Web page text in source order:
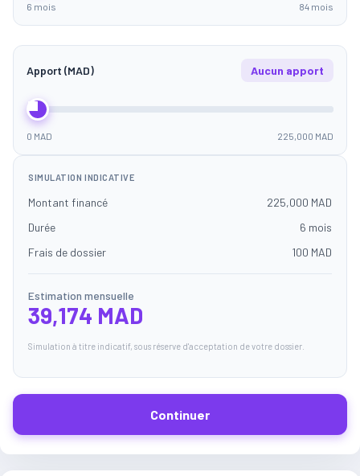
6 mois 84 mois
Apport (MAD) Aucun apport
0 MAD 225,000 MAD
SIMULATION INDICATIVE
Montant financé
225,000 MAD
Durée
6 mois
Frais de dossier
100 MAD
Estimation mensuelle
39,174 MAD
Simulation à titre indicatif, sous réserve d'acceptation de votre dossier.
Continuer